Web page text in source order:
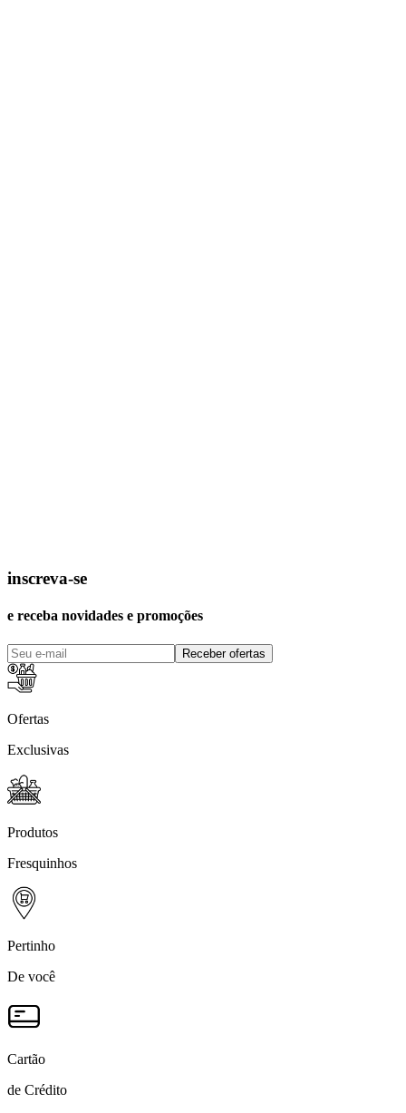
inscreva-se
e receba novidades e promoções
Receber ofertas
Ofertas
Exclusivas
Produtos
Fresquinhos
Pertinho
De você
Cartão
de Crédito